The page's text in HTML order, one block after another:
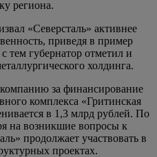
региона.
«Северсталь» активнее
приведя в пример
губернатор отметил и
холдинга.
за финансирование
комплекса «Гритинская
в 1,3 млрд рублей. По
на возникшие вопросы к
продолжает участвовать в
проектах.